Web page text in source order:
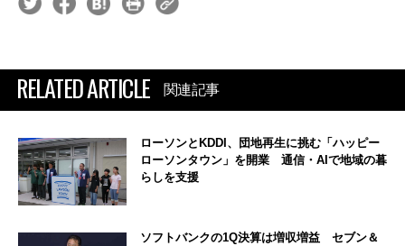
RELATED ARTICLE 関連記事
ローソンとKDDI、団地再生に挑む「ハッピー
ローソンタウン」を開業 通信・AIで地域の暮
らしを支援
ソフトバンクの1Q決算は増収増益 セブン＆